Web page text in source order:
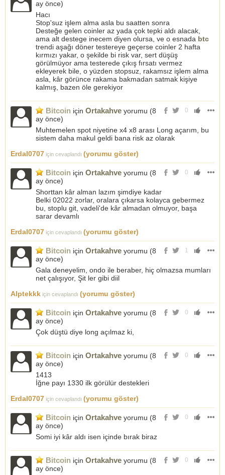
ay önce)
Hacı
Stop'suz işlem alma asla bu saatten sonra
Desteğe gelen coinler az yada çok tepki aldı alacak,
ama alt destege inecem diyen olursa, ve o esnada btc
trendi aşağı döner testereye geçerse coinler 2 hafta
kırmızı yakar, o şekilde bi risk var, sert düşüş
görülmüyor ama testerede çıkış fırsatı vermez
ekleyerek bile, o yüzden stopsuz, rakamsız işlem alma
asla, kâr görünce rakama bakmadan satmak kişiye
kalmış, bazen öle gerekiyor
0
Bitcoin için Ortakahve yorumu (8
ay önce)
Muhtemelen spot niyetine x4 x8 arası Long açarım, bu
sistem daha makul geldi bana risk az olarak
Erdal0707 için cevaplandı (yorumu göster)
0
Bitcoin için Ortakahve yorumu (8
ay önce)
Shorttan kâr alman lazım şimdiye kadar
Belki 02022 zorlar, oralara çıkarsa kolayca gebermez
bu, stoplu git, vadeli'de kâr almadan olmuyor, başa
sarar devamlı
Erdal0707 için cevaplandı (yorumu göster)
1
Bitcoin için Ortakahve yorumu (8
ay önce)
Gala deneyelim, ondo ile beraber, hiç olmazsa mumları
net çalışıyor, Şit ler gibi diil
Alptekkk için cevaplandı (yorumu göster)
0
Bitcoin için Ortakahve yorumu (8
ay önce)
Çok düştü diye long açılmaz ki,
0
Bitcoin için Ortakahve yorumu (8
ay önce)
1413
İğne payı 1330 ilk görülür destekleri
Erdal0707 için cevaplandı (yorumu göster)
0
Bitcoin için Ortakahve yorumu (8
ay önce)
Somi iyi kâr aldı isen içinde bırak biraz
0
Bitcoin için Ortakahve yorumu (8
ay önce)